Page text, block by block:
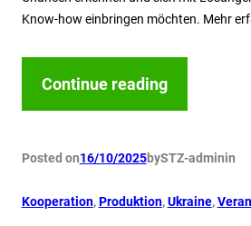
Know-how einbringen möchten. Mehr
Continue reading
Posted on16/10/2025bySTZ-adminin
Kooperation, Produktion, Ukraine,